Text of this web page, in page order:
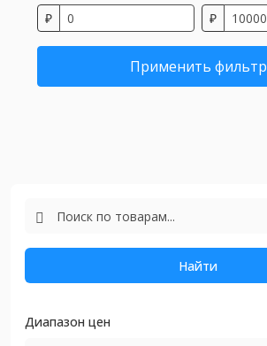
₽ ₽
Применить фильтр
Найти
Диапазон цен